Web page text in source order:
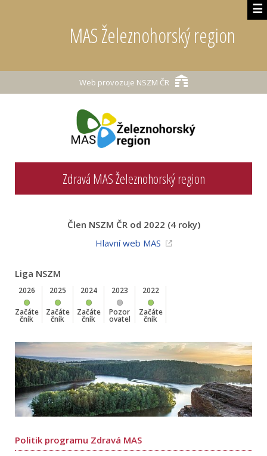
☰
MAS Železnohorský region
Web provozuje NSZM ČR
Zdravá MAS Železnohorský region
Člen NSZM ČR od 2022 (4 roky)
Hlavní web MAS
Liga NSZM
2026
Začáte
čník
2025
Začáte
čník
2024
Začáte
čník
2023
Pozor
ovatel
2022
Začáte
čník
Politik programu Zdravá MAS